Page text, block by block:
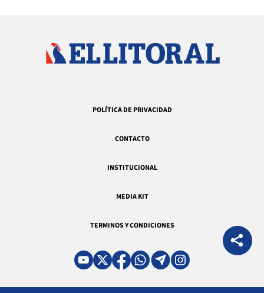
POLÍTICA DE PRIVACIDAD
CONTACTO
INSTITUCIONAL
MEDIA KIT
TERMINOS Y CONDICIONES